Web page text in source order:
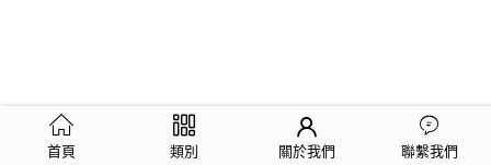
首頁 類別 關於我們 聯繫我們